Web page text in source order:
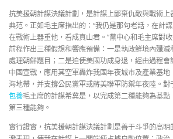
抗美援朝計謀決議計劃，是計謀上鄙棄仇敵與戰術
典范。正如毛主席指出的：“我仍是那句老話，在計
在戰術上器重他，看成真山君。”黨中心和毛主席對
前程作出三種假想和響應預備：一是執政鮮境內殲
處理朝鮮題目；二是迫使美國功成身退，經由過程
中國宣戰，應用其空軍轟炸我國年夜城市及產業基
海地帶，并支撐公民黨軍或蔣美聯軍防禦年夜陸。
包養毛主席的計謀希冀是，以完成第二種能夠為基
第三種能夠。
實行證實，抗美援朝計謀決議計劃是善于斗爭的高